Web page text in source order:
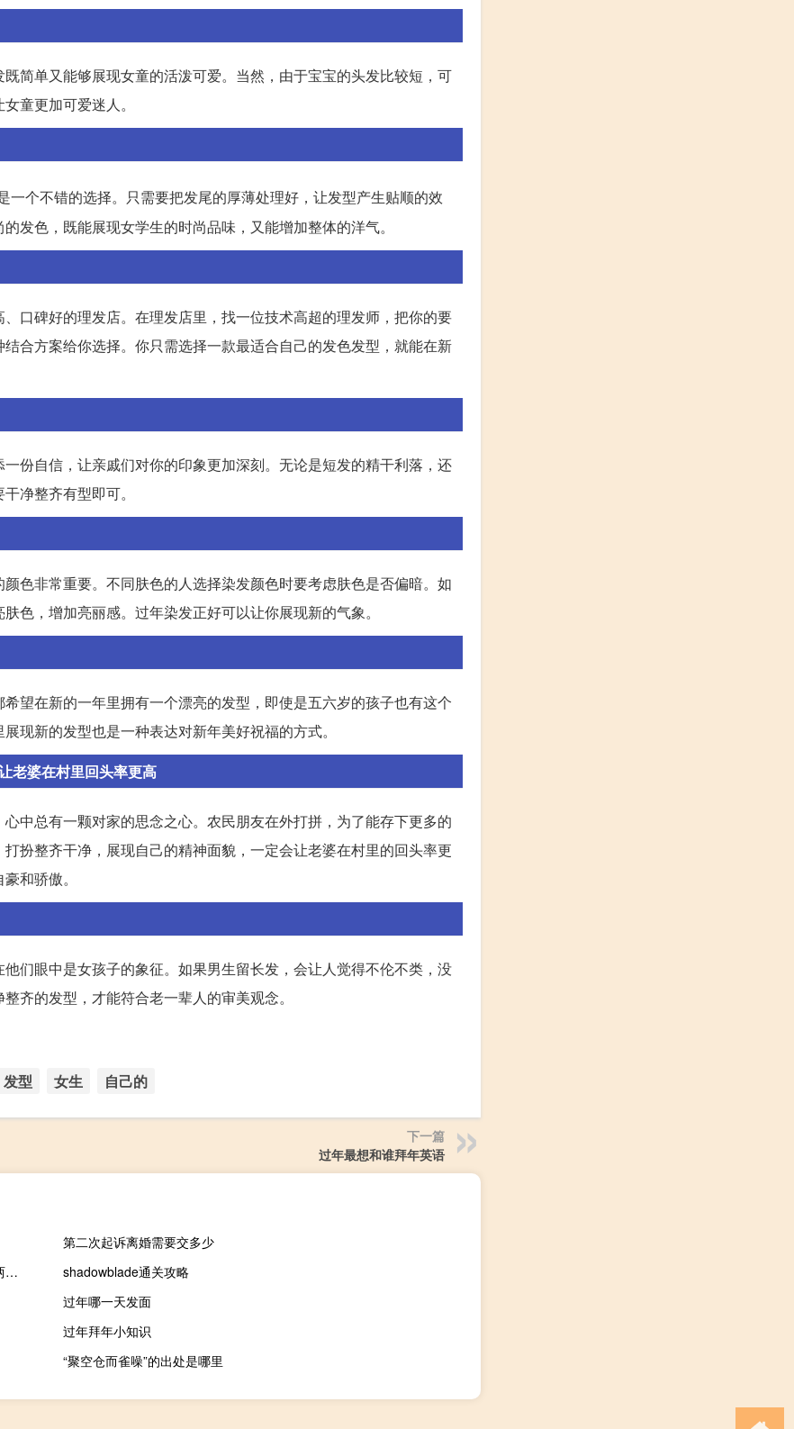
简单又能够展现女童的活泼可爱。当然，由于宝宝的头发比较短，可
童更加可爱迷人。
一个不错的选择。只需要把发尾的厚薄处理好，让发型产生贴顺的效
发色，既能展现女学生的时尚品味，又能增加整体的洋气。
口碑好的理发店。在理发店里，找一位技术高超的理发师，把你的要
合方案给你选择。你只需选择一款最适合自己的发色发型，就能在新
份自信，让亲戚们对你的印象更加深刻。无论是短发的精干利落，还
净整齐有型即可。
色非常重要。不同肤色的人选择染发颜色时要考虑肤色是否偏暗。如
色，增加亮丽感。过年染发正好可以让你展现新的气象。
望在新的一年里拥有一个漂亮的发型，即使是五六岁的孩子也有这个
现新的发型也是一种表达对新年美好祝福的方式。
老婆在村里回头率更高
中总有一颗对家的思念之心。农民朋友在外打拼，为了能存下更多的
扮整齐干净，展现自己的精神面貌，一定会让老婆在村里的回头率更
和骄傲。
们眼中是女孩子的象征。如果男生留长发，会让人觉得不伦不类，没
齐的发型，才能符合老一辈人的审美观念。
发型 女生 自己的
下一篇
过年最想和谁拜年英语
第二次起诉离婚需要交多少
美国商品期货交易委员会（CFTC）：11月7日当周投机者所持美国两年期国债期货净空头头寸和五年期国债净空头头寸双双创历史新高
shadowblade通关攻略
过年哪一天发面
过年拜年小知识
“聚空仓而雀噪”的出处是哪里